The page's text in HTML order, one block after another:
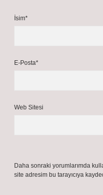
İsim*
E-Posta*
Web Sitesi
Daha sonraki yorumlarımda
site adresim bu tarayıcıya